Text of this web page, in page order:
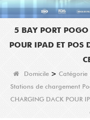
5 BAY PORT
POUR IPAD ET POS
Domicile> Catégorie
Stations de chargement
CHARGING DACK POUR